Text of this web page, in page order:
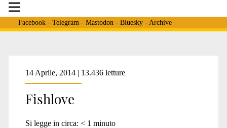
Facebook- Telegram - Mastodon - Bluesky- Archive
Tag:
<span>la
14 Aprile, 2014 | 13.436 letture
Fishlove
Si legge in circa: < 1 minuto